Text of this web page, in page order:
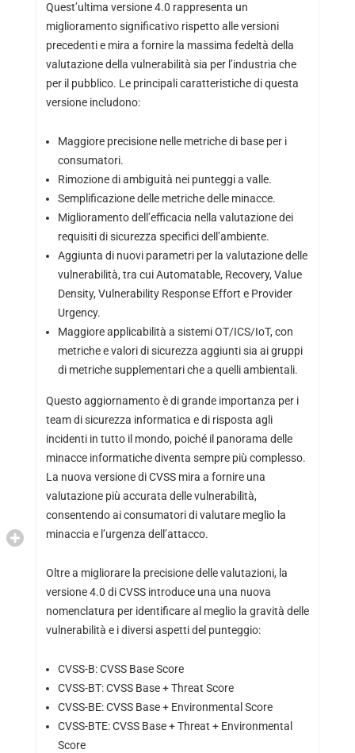
Quest’ultima versione 4.0 rappresenta un
miglioramento significativo rispetto alle versioni
precedenti e mira a fornire la massima fedeltà della
valutazione della vulnerabilità sia per l’industria che
per il pubblico. Le principali caratteristiche di questa
versione includono:
Maggiore precisione nelle metriche di base per i
consumatori.
Rimozione di ambiguità nei punteggi a valle.
Semplificazione delle metriche delle minacce.
Miglioramento dell’efficacia nella valutazione dei
requisiti di sicurezza specifici dell’ambiente.
Aggiunta di nuovi parametri per la valutazione delle
vulnerabilità, tra cui Automatable, Recovery, Value
Density, Vulnerability Response Effort e Provider
Urgency.
Maggiore applicabilità a sistemi OT/ICS/IoT, con
metriche e valori di sicurezza aggiunti sia ai gruppi
di metriche supplementari che a quelli ambientali.
Questo aggiornamento è di grande importanza per i
team di sicurezza informatica e di risposta agli
incidenti in tutto il mondo, poiché il panorama delle
minacce informatiche diventa sempre più complesso.
La nuova versione di CVSS mira a fornire una
valutazione più accurata delle vulnerabilità,
consentendo ai consumatori di valutare meglio la
minaccia e l’urgenza dell’attacco.
Oltre a migliorare la precisione delle valutazioni, la
versione 4.0 di CVSS introduce una una nuova
nomenclatura per identificare al meglio la gravità delle
vulnerabilità e i diversi aspetti del punteggio:
CVSS-B: CVSS Base Score
CVSS-BT: CVSS Base + Threat Score
CVSS-BE: CVSS Base + Environmental Score
CVSS-BTE: CVSS Base + Threat + Environmental
Score